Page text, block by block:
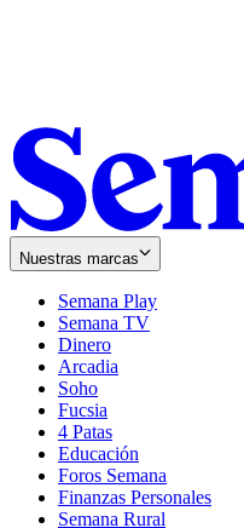
Nuestras marcas
Semana Play
Semana TV
Dinero
Arcadia
Soho
in
new
window
Fucsia
in
new
window
4 Patas
Educación
Foros Semana
Finanzas Personales
Semana Rural